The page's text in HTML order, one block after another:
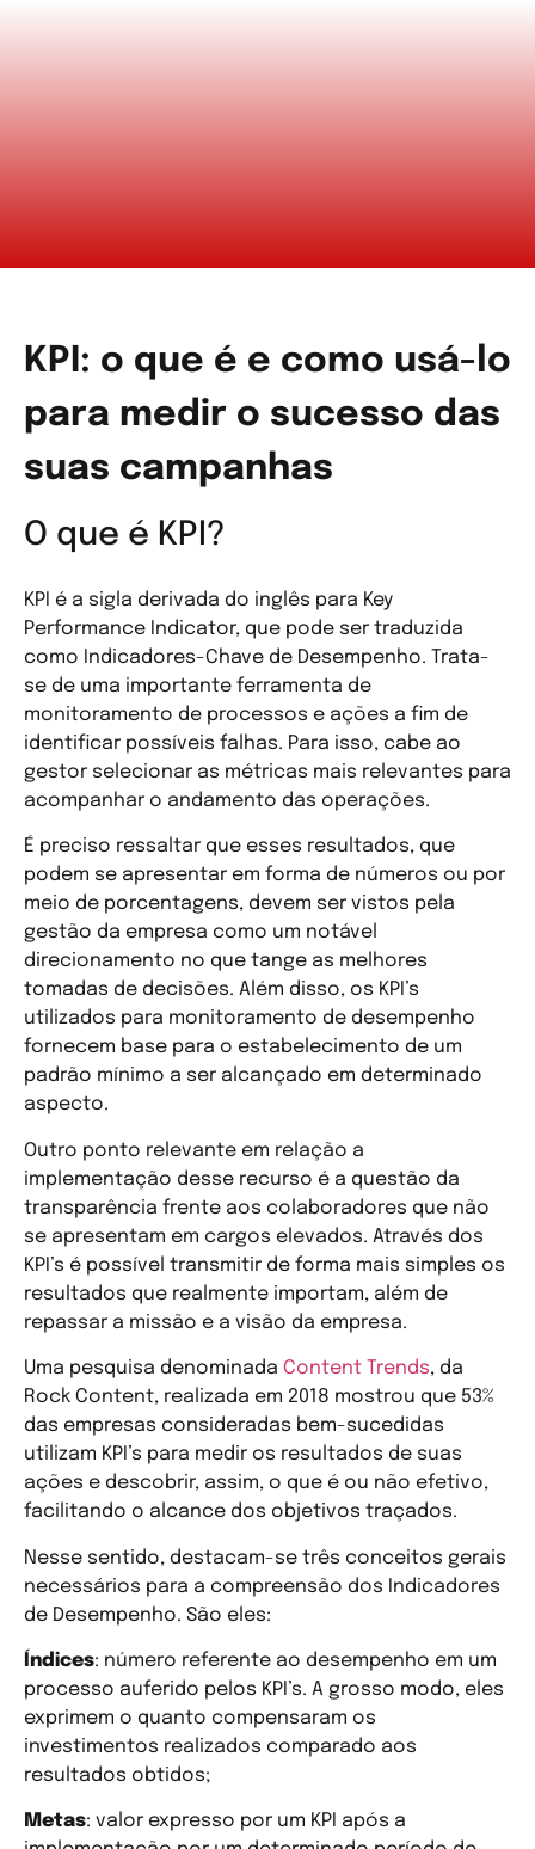
KPI: o que é e como usá-lo
para medir o sucesso das
suas campanhas
O que é KPI?
KPI é a sigla derivada do inglês para Key
Performance Indicator, que pode ser traduzida
como Indicadores-Chave de Desempenho. Trata-
se de uma importante ferramenta de
monitoramento de processos e ações a fim de
identificar possíveis falhas. Para isso, cabe ao
gestor selecionar as métricas mais relevantes para
acompanhar o andamento das operações.
É preciso ressaltar que esses resultados, que
podem se apresentar em forma de números ou por
meio de porcentagens, devem ser vistos pela
gestão da empresa como um notável
direcionamento no que tange as melhores
tomadas de decisões. Além disso, os KPI’s
utilizados para monitoramento de desempenho
fornecem base para o estabelecimento de um
padrão mínimo a ser alcançado em determinado
aspecto.
Outro ponto relevante em relação a
implementação desse recurso é a questão da
transparência frente aos colaboradores que não
se apresentam em cargos elevados. Através dos
KPI’s é possível transmitir de forma mais simples os
resultados que realmente importam, além de
repassar a missão e a visão da empresa.
Uma pesquisa denominada Content Trends, da
Rock Content, realizada em 2018 mostrou que 53%
das empresas consideradas bem-sucedidas
utilizam KPI’s para medir os resultados de suas
ações e descobrir, assim, o que é ou não efetivo,
facilitando o alcance dos objetivos traçados.
Nesse sentido, destacam-se três conceitos gerais
necessários para a compreensão dos Indicadores
de Desempenho. São eles:
Índices: número referente ao desempenho em um
processo auferido pelos KPI’s. A grosso modo, eles
exprimem o quanto compensaram os
investimentos realizados comparado aos
resultados obtidos;
Metas: valor expresso por um KPI após a